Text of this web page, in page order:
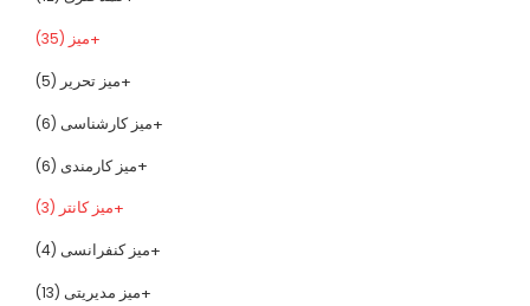
میز (35)
میز تحریر (5)
میز کارشناسی (6)
میز کارمندی (6)
میز کانتر (3)
میز کنفرانسی (4)
میز مدیریتی (13)